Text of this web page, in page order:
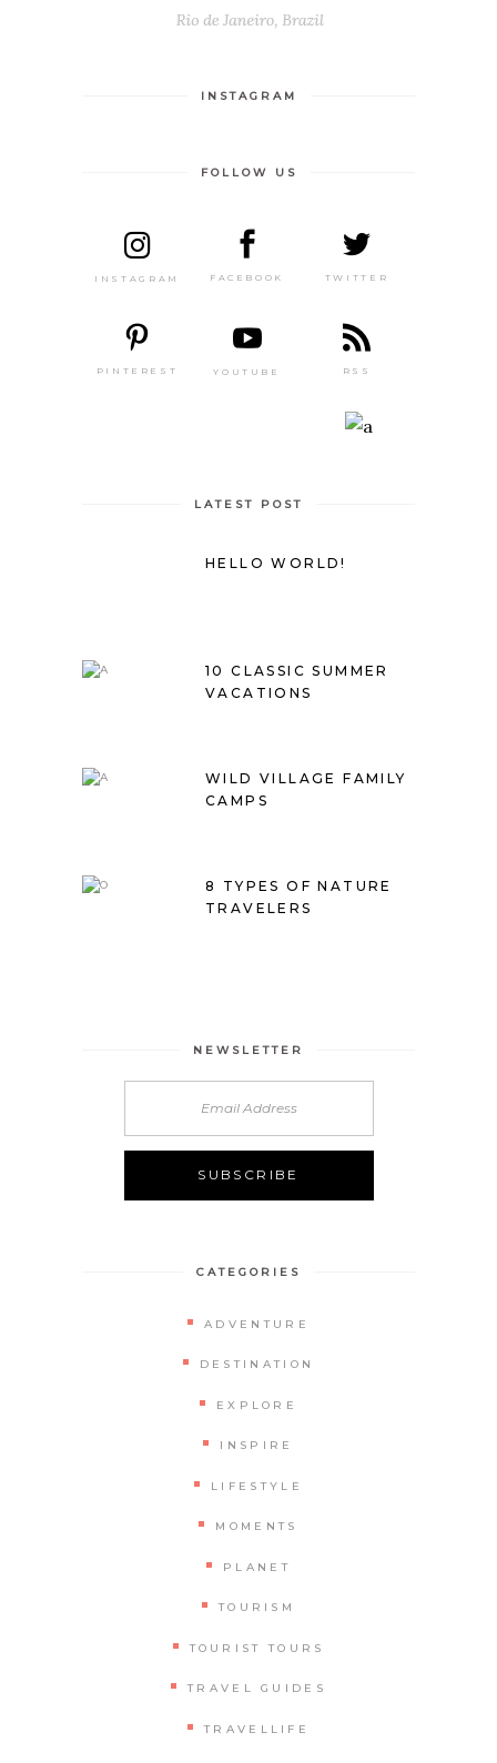
INSTAGRAM
FOLLOW US
INSTAGRAM FACEBOOK TWITTER
PINTEREST YOUTUBE RSS
LATEST POST
HELLO WORLD!
10 CLASSIC SUMMER
VACATIONS
WILD VILLAGE FAMILY
CAMPS
8 TYPES OF NATURE
TRAVELERS
NEWSLETTER
CATEGORIES
ADVENTURE
DESTINATION
EXPLORE
INSPIRE
LIFESTYLE
MOMENTS
PLANET
TOURISM
TOURIST TOURS
TRAVEL GUIDES
TRAVELLIFE